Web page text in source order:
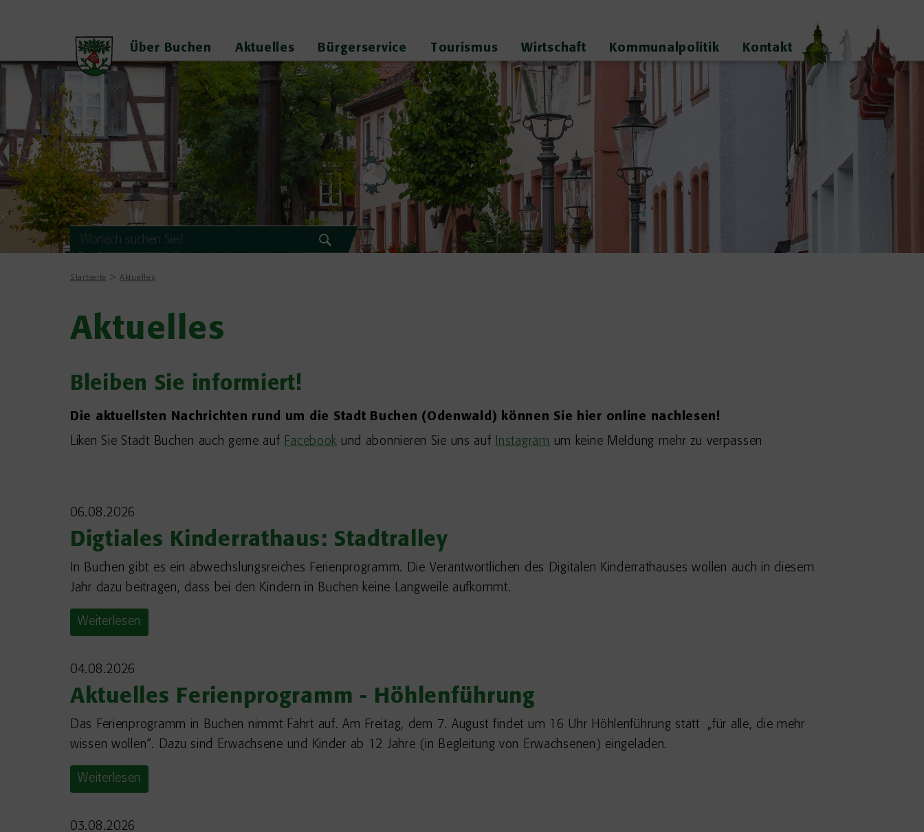
Über Buchen Aktuelles Bürgerservice Tourismus Wirtschaft Kommunalpolitik Kontakt
Startseite Aktuelles
Aktuelles
Bleiben Sie informiert!
Die aktuellsten Nachrichten rund um die Stadt Buchen (Odenwald) können Sie hier online nachlesen!
Liken Sie Stadt Buchen auch gerne auf Facebook und abonnieren Sie uns auf Instagram um keine Meldung mehr zu verpassen
06.08.2026
Digtiales Kinderrathaus: Stadtralley
In Buchen gibt es ein abwechslungsreiches Ferienprogramm. Die Verantwortlichen des Digitalen Kinderrathauses wollen auch in diesem
Jahr dazu beitragen, dass bei den Kindern in Buchen keine Langweile aufkommt.
Weiterlesen
04.08.2026
Aktuelles Ferienprogramm - Höhlenführung
Das Ferienprogramm in Buchen nimmt Fahrt auf. Am Freitag, dem 7. August findet um 16 Uhr Höhlenführung statt „für alle, die mehr
wissen wollen“. Dazu sind Erwachsene und Kinder ab 12 Jahre (in Begleitung von Erwachsenen) eingeladen.
Weiterlesen
03.08.2026